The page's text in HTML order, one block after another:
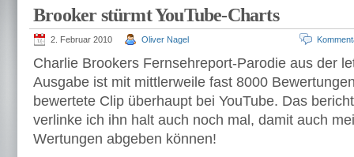
Brooker stürmt YouTube-Charts
2. Februar 2010 Oliver Nagel
Charlie Brookers Fernsehreport-Parodie aus der
Ausgabe ist mit mittlerweile fast 8000
bewertete Clip überhaupt bei YouTube. Das
verlinke ich ihn halt auch noch mal, damit auch
Wertungen abgeben können!